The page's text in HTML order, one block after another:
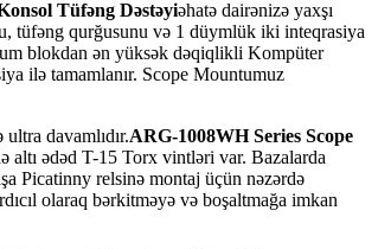
Tüfəng Dəstəyiəhatə dairənizə yaxşı
tüfəng qurğusunu və 1 düymlük iki inteqrasiya
blokdan ən yüksək dəqiqlikli Kompüter
ilə tamamlanır. Scope Mountumuz
davamlıdır.ARG-1008WH Series Scope
ədəd T-15 Torx vintləri var. Bazalarda
Picatinny relsinə montaj üçün nəzərdə
olaraq bərkitməyə və boşaltmağa imkan